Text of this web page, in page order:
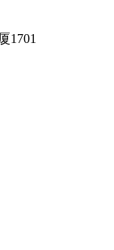
1701